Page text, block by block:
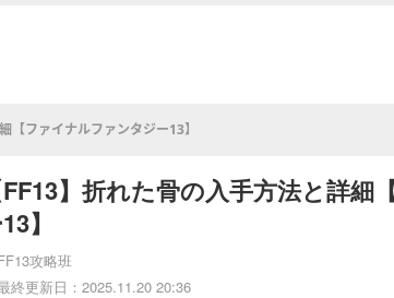
【ファイナルファンタジー13】
FF13】折れた骨の入手方法と詳
】
攻略班
終更新日：2025.11.20 20:36